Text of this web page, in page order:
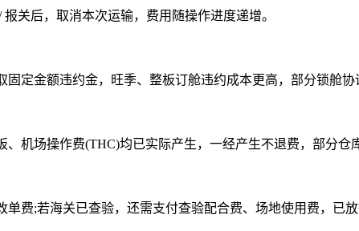
后，取消本次运输，费用随操作进度递增。
金额违约金，旺季、整板订舱违约成本更高，部分锁舱协
场操作费(THC)均已实际产生，一经产生不退费，部分仓
;若海关已查验，还需支付查验配合费、场地使用费，已放